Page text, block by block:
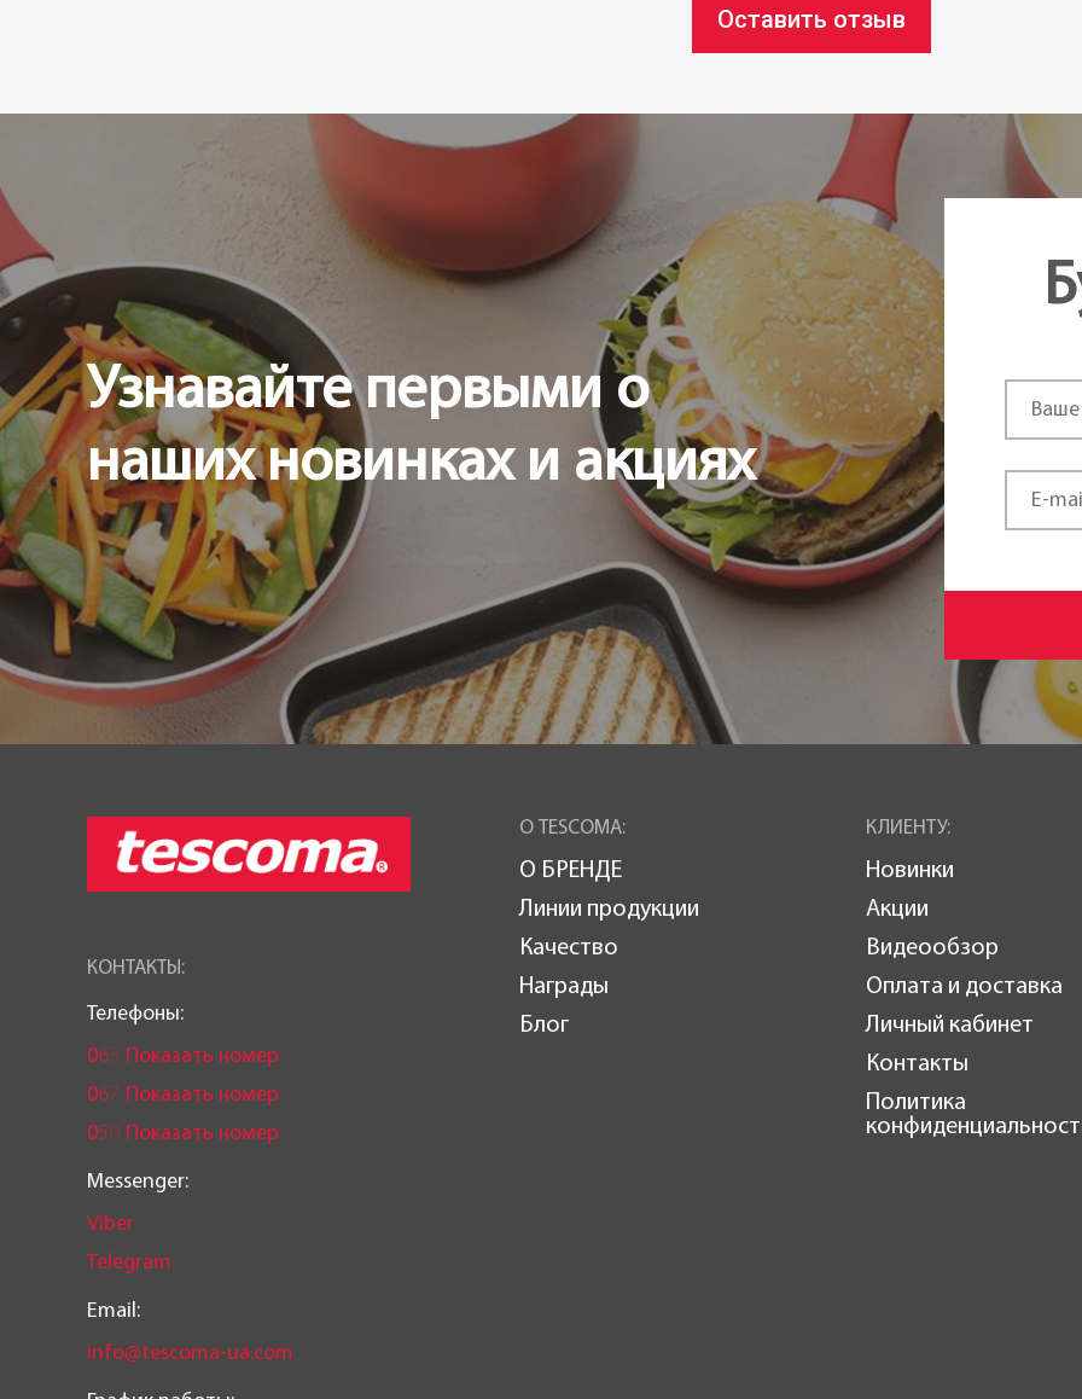
Оставить отзыв
Узнавайте первыми о
наших новинках и акциях
КОНТАКТЫ:
Телефоны:
063 Показать номер
067 Показать номер
050 Показать номер
Messenger:
Viber
Telegram
Email:
info@tescoma-ua.com
О TESCOMA:
О БРЕНДЕ
Линии продукции
Качество
Награды
Блог
КЛИЕНТУ:
Новинки
Акции
Видеообзор
Оплата и доставка
Личный кабинет
Контакты
Политика